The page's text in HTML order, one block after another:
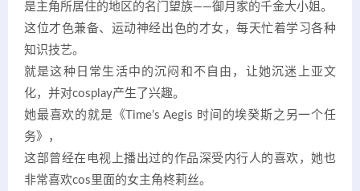
是主角所居住的地区的名门望族——御月家的千金大小姐。
这位才色兼备、运动神经出色的才女，每天忙着学习各种
知识技艺。
就是这种日常生活中的沉闷和不自由，让她沉迷上亚文
化，并对cosplay产生了兴趣。
她最喜欢的就是《Time’s Aegis 时间的埃癸斯之另一个任
务》，
这部曾经在电视上播出过的作品深受内行人的喜欢，她也
非常喜欢cos里面的女主角柊莉丝。